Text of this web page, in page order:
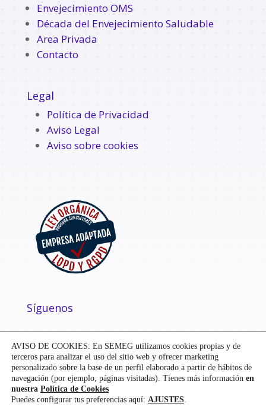
Envejecimiento OMS
Década del Envejecimiento Saludable
Area Privada
Contacto
Legal
Política de Privacidad
Aviso Legal
Aviso sobre cookies
Síguenos
AVISO DE COOKIES: En SEMEG utilizamos cookies propias y de
terceros para analizar el uso del sitio web y ofrecer marketing
personalizado sobre la base de un perfil elaborado a partir de hábitos de
navegación (por ejemplo, páginas visitadas). Tienes más información en
nuestra Política de Cookies
Puedes configurar tus preferencias aquí: AJUSTES.